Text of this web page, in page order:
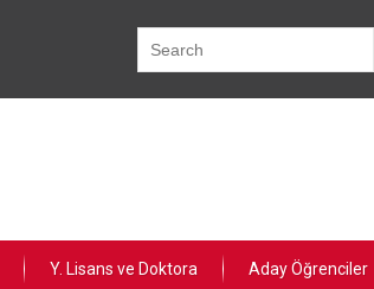
Y. Lisans ve Doktora Aday Öğrenciler